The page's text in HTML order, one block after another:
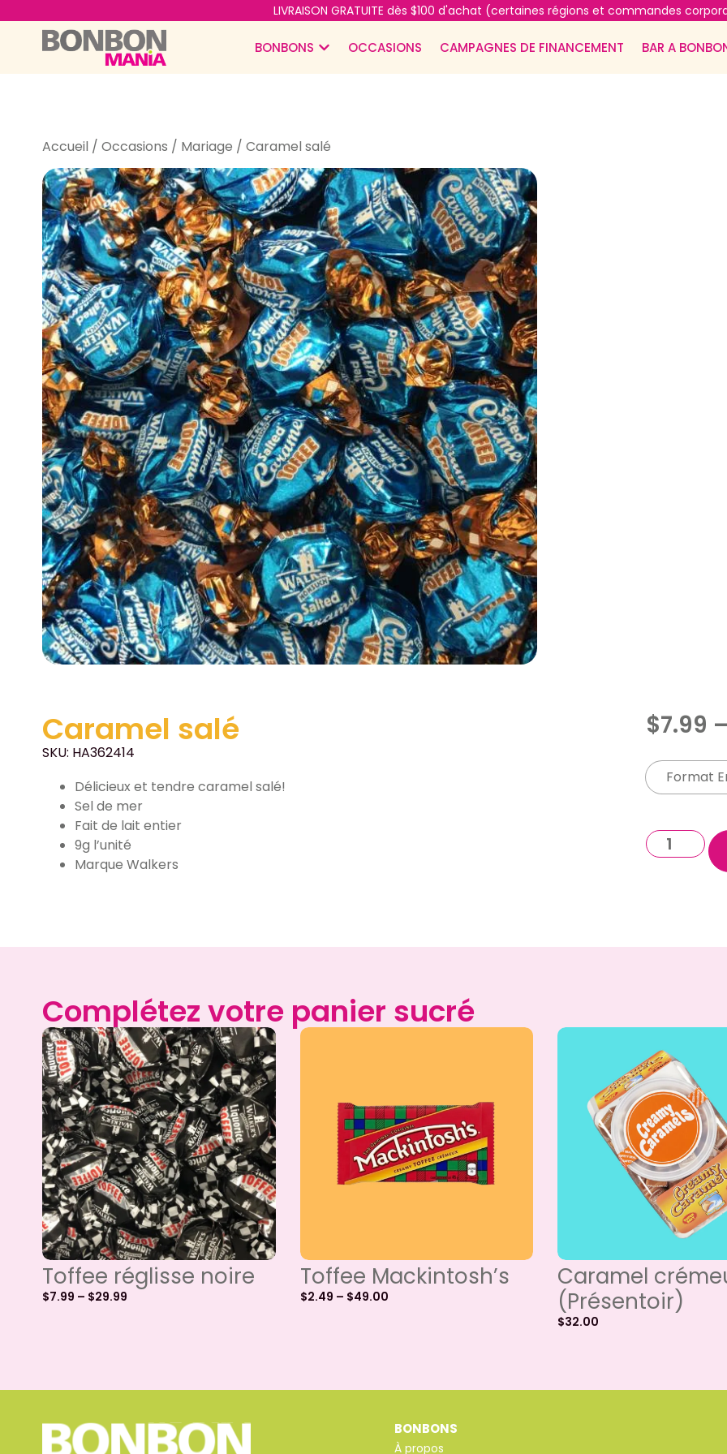
LIVRAISON GRATUITE dès $100 d'achat (certaines régions et commandes
BONBONS OCCASIONS CAMPAGNES DE FINANCEMENT BAR A
Accueil / Occasions / Mariage / Caramel salé
Caramel salé
SKU: HA362414
Délicieux et tendre caramel salé!
Sel de mer
Fait de lait entier
9g l’unité
Marque Walkers
$7.99 –
Format
Complétez votre panier sucré
Toffee réglisse noire
$7.99 – $29.99
Toffee Mackintosh’s
$2.49 – $49.00
Caramel
(Présentoir)
$32.00
BONBONS
À propos